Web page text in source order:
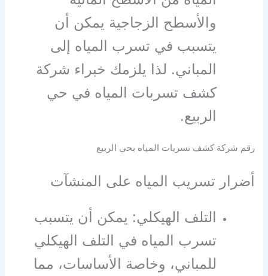
والأسطح الزجاجية يمكن أن
يتسبب في تسرب المياه إلى
المباني. لذا يلزمك خبراء شركة
كشف تسربات المياه في حي
الربيع.
رقم شركة كشف تسربات المياه بحي الربيع
أضرار تسريب المياه على المنشآت
التلف الهيكلي: يمكن أن يتسبب
تسرب المياه في التلف الهيكلي
للمباني، وخاصة الأساسات، مما